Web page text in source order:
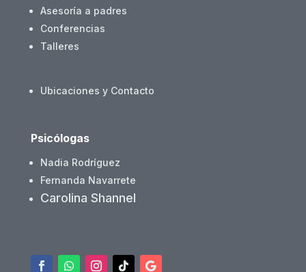
Asesoría a padres
Conferencias
Talleres
Ubicaciones y Contacto
Psicólogas
Nadia Rodríguez
Fernanda Navarrete
Carolina Shannel